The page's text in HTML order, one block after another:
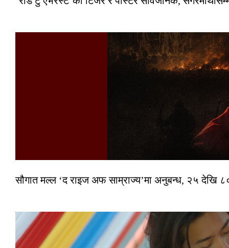
सौगात मल्ल ‘द राइज अफ साम्राज्य’मा अनुबन्ध, २५ देखि